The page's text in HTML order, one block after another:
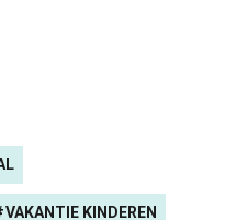
VAKANTIE KINDEREN